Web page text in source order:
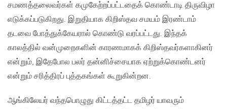
சமணத்தலைவர்கள் கமுகேற்றப்பட்டதைக் கொண்டாடி திருவிழா
எடுக்கப்படுகிறது. இறுதியாக கிறிஸ்தவ சமயம் இரண்டாம்
தடவை போத்துக்கேயரால் கொண்டு வரப்பட்டது. இந்தக்
காலத்தில் வன்முறைகளின் காரணமாகக் கிறிஸ்தவர்களாகினர்
என்றும், இதேபோல பலர் தன்னிச்சையாக ஏற்றுக்கொண்டனர்
என்றும் சரித்திரப் புத்தகங்கள் கூறுகின்றன.
ஆங்கிலேயர் வந்தபொழுது கிட்டத்தட்ட தமிழர் யாவரும்